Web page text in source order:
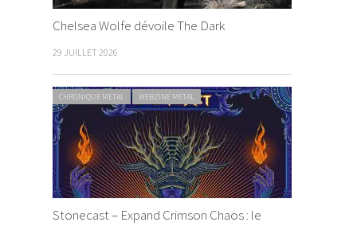
Chelsea Wolfe dévoile The Dark
29 JUILLET 2026
CHRONIQUE METAL WEBZINE METAL
Stonecast – Expand Crimson Chaos : le